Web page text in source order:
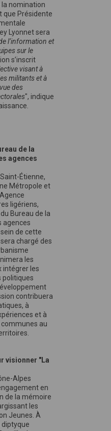
nomination
que Présidente
Lyonnet sera
l’information et
sur le
s’inscrit
visant à
militants et à
des
", indique
de la
agences
Étienne,
Métropole et
ligériens,
Bureau de la
agences
de cette
chargé des
les
intégrer les
politiques
contribuera
à
et à
au
visionner "La
Alpes
en
de la mémoire
les
Jeunes. À
diptyque